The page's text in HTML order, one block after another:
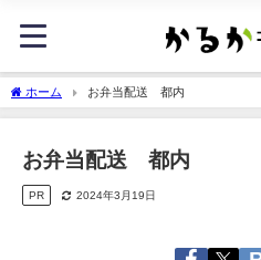
ホーム お弁当配送 都内
お弁当配送 都内
PR 2024年3月19日